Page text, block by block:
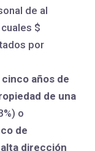
de al
$
por
años de
de una
o
de
dirección